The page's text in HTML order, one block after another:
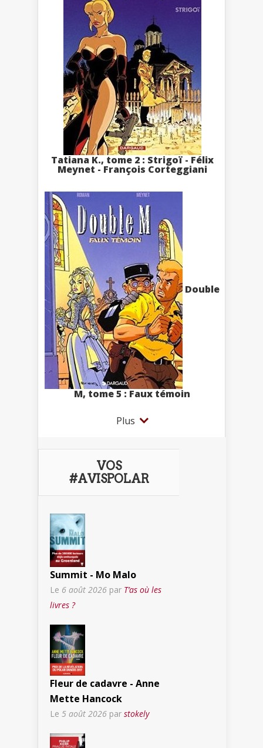
Tatiana K., tome 2 : Strigoï - Félix
Meynet - François Corteggiani
Double
M, tome 5 : Faux témoin
Plus
VOS
#AVISPOLAR
Summit - Mo Malo
Le 6 août 2026 par T’as où les
livres ?
Fleur de cadavre - Anne
Mette Hancock
Le 5 août 2026 par stokely